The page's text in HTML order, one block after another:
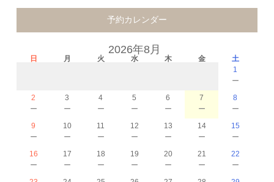
予約カレンダー
2026年8月
日 月 火 水 木 金
土
1
－
2
－
3
－
4
－
5
－
6
－
7
－
8
－
9
－
10
－
11
－
12
－
13
－
14
－
15
－
16
－
17
－
18
－
19
－
20
－
21
－
22
－